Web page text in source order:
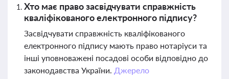
Хто має право засвідчувати справжність
кваліфікованого електронного підпису?
Засвідчувати справжність кваліфікованого
електронного підпису мають право нотаріуси та
інші уповноважені посадові особи відповідно до
законодавства України. Джерело